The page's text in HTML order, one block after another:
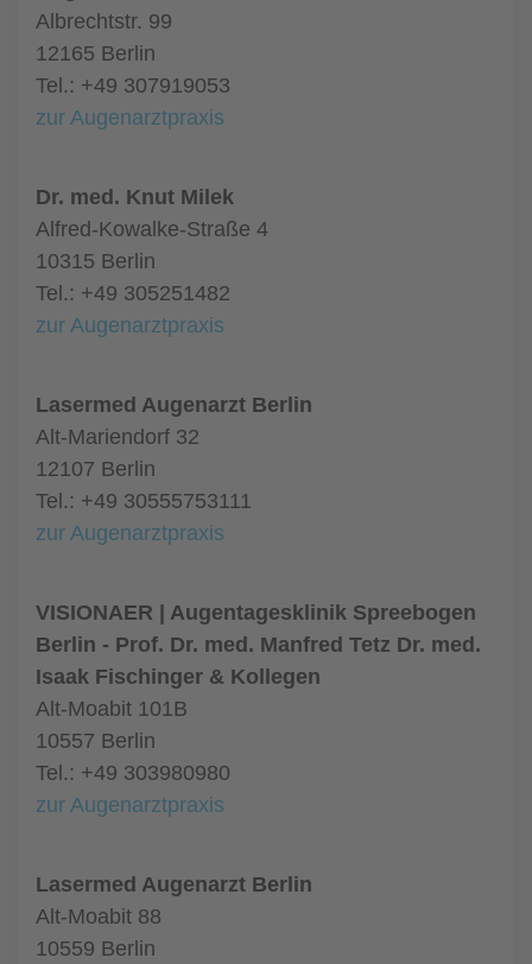
Albrechtstr. 99
12165 Berlin
Tel.: +49 307919053
zur Augenarztpraxis
Dr. med. Knut Milek
Alfred-Kowalke-Straße 4
10315 Berlin
Tel.: +49 305251482
zur Augenarztpraxis
Lasermed Augenarzt Berlin
Alt-Mariendorf 32
12107 Berlin
Tel.: +49 30555753111
zur Augenarztpraxis
VISIONAER | Augentagesklinik Spreebogen
Berlin - Prof. Dr. med. Manfred Tetz Dr. med.
Isaak Fischinger & Kollegen
Alt-Moabit 101B
10557 Berlin
Tel.: +49 303980980
zur Augenarztpraxis
Lasermed Augenarzt Berlin
Alt-Moabit 88
10559 Berlin